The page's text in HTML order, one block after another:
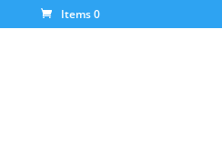
Items 0